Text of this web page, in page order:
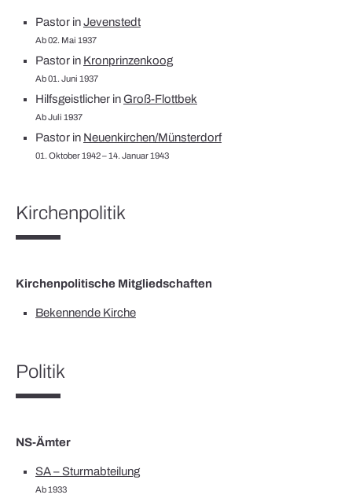
Pastor inJevenstedt
Ab 02. Mai 1937
Pastor in Kronprinzenkoog
Ab 01. Juni 1937
Hilfsgeistlicher inGroß-Flottbek
Ab Juli 1937
Pastor in Neuenkirchen/Münsterdorf
01. Oktober 1942 – 14. Januar 1943
Kirchenpolitik
Kirchenpolitische Mitgliedschaften
Bekennende Kirche
Politik
NS-Ämter
SA – Sturmabteilung
Ab 1933